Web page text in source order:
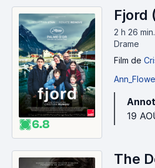
6.8
Fjord
2 h 26 min.
Drame
Film de
19
The